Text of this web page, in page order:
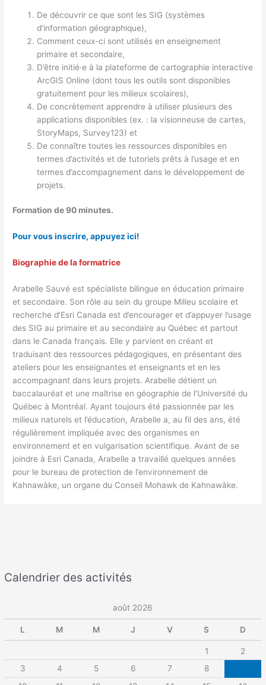
Calendrier des activités
août 2026
L M M J V S D
1
2
3
4 5 6 7 8
De découvrir ce que sont les SIG (systèmes
d’information géographique),
Comment ceux-ci sont utilisés en enseignement
primaire et secondaire,
D’être initié·e à la plateforme de cartographie interactive
ArcGIS Online (dont tous les outils sont disponibles
gratuitement pour les milieux scolaires),
De concrètement apprendre à utiliser plusieurs des
applications disponibles (ex. : la visionneuse de cartes,
StoryMaps, Survey123) et
De connaître toutes les ressources disponibles en
termes d’activités et de tutoriels prêts à l’usage et en
termes d’accompagnement dans le développement de
projets.
Formation de 90 minutes.
Pour vous inscrire, appuyez ici!
Biographie de la formatrice
Arabelle Sauvé est spécialiste bilingue en éducation primaire
et secondaire. Son rôle au sein du groupe Milieu scolaire et
recherche d’Esri Canada est d’encourager et d’appuyer l’usage
des SIG au primaire et au secondaire au Québec et partout
dans le Canada français. Elle y parvient en créant et
traduisant des ressources pédagogiques, en présentant des
ateliers pour les enseignantes et enseignants et en les
accompagnant dans leurs projets. Arabelle détient un
baccalauréat et une maîtrise en géographie de l’Université du
Québec à Montréal. Ayant toujours été passionnée par les
milieux naturels et l’éducation, Arabelle a, au fil des ans, été
régulièrement impliquée avec des organismes en
environnement et en vulgarisation scientifique. Avant de se
joindre à Esri Canada, Arabelle a travaillé quelques années
pour le bureau de protection de l’environnement de
Kahnawàke, un organe du Conseil Mohawk de Kahnawàke.